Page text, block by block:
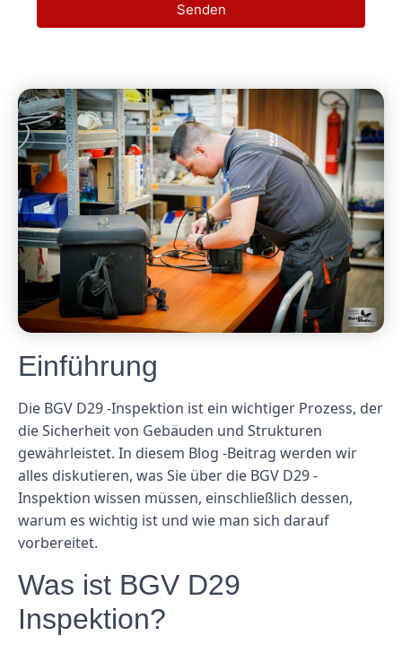
Senden
Einführung
Die BGV D29 -Inspektion ist ein wichtiger Prozess, der
die Sicherheit von Gebäuden und Strukturen
gewährleistet. In diesem Blog -Beitrag werden wir
alles diskutieren, was Sie über die BGV D29 -
Inspektion wissen müssen, einschließlich dessen,
warum es wichtig ist und wie man sich darauf
vorbereitet.
Was ist BGV D29
Inspektion?